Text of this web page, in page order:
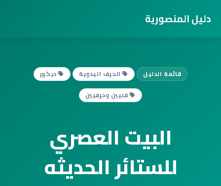
دليل المنصورية
قائمة الدليل الحرف اليدوية
ديكور
فنيين وحرفيين
البيت العصري
للستائر الحديثه